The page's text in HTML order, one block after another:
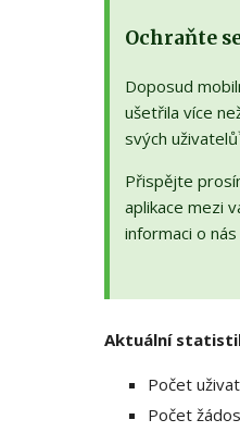
Ochraňte
Doposud
ušetřila více
svých uživatelů
Přispějte
aplikace mezi
informaci o nás
Aktuální
Počet
Počet